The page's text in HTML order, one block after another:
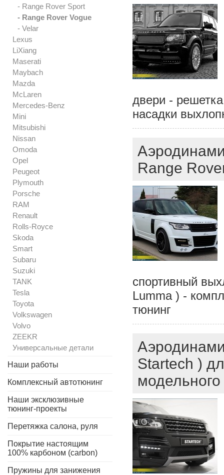
- Range Rover Sport
- Range Rover Vogue
- Velar
Lexus
LiXiang
Maserati
Maybach
Mazda
McLaren
Mercedes-Benz
Mini
Mitsubishi
Nissan
Omoda
Opel
Peugeot
Plymouth
Porsche
RAM
Renault
Rolls-Royce
Skoda
Smart
Subaru
Suzuki
TANK
Tesla
Toyota
Volkswagen
Volvo
ZEEKR
Универсальные детали
Наши работы
Комплексный автотюнинг
Наши эксклюзивные
тюнинг-проекты
Перетяжка салона, руля
Покрытие настоящим
100% карбоном (carbon)
Пружины для занижения
двери -
насадки
Range
спортивный
Lumma ) -
тюнинг
Startech )
модельного